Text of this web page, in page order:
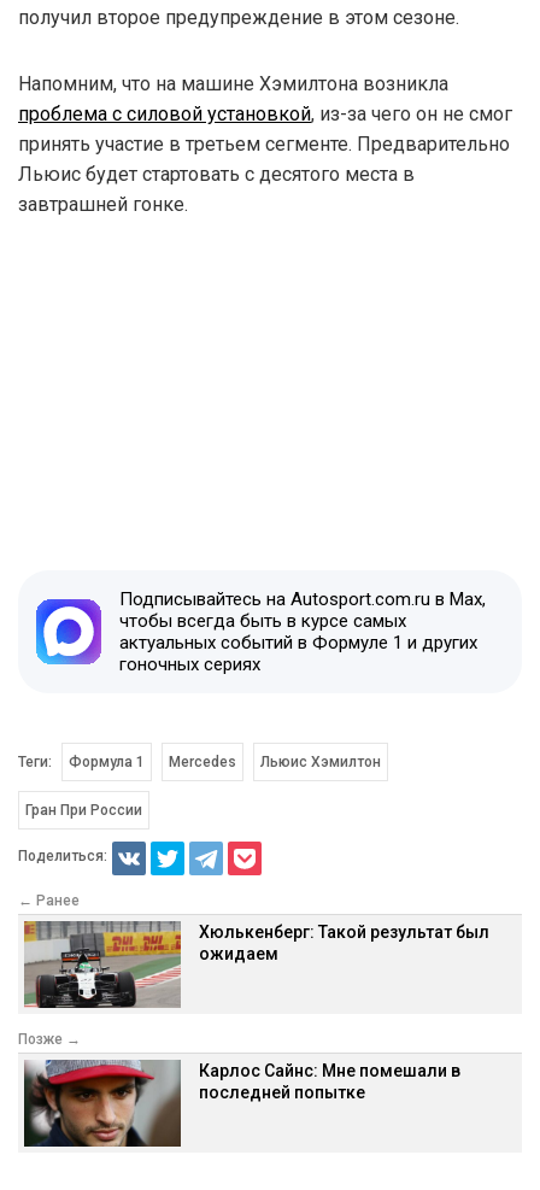
получил второе предупреждение в этом сезоне.
Напомним, что на машине Хэмилтона возникла
проблема с силовой установкой, из-за чего он не смог
принять участие в третьем сегменте. Предварительно
Льюис будет стартовать с десятого места в
завтрашней гонке.
Подписывайтесь на Autosport.com.ru в Max,
чтобы всегда быть в курсе самых
актуальных событий в Формуле 1 и других
гоночных сериях
Теги: Формула 1 Mercedes Льюис Хэмилтон
Гран При России
Поделиться:
← Ранее
Хюлькенберг: Такой результат был
ожидаем
Позже →
Карлос Сайнс: Мне помешали в
последней попытке